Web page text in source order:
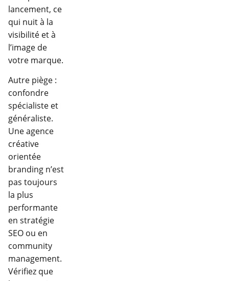
lancement, ce
qui nuit à la
visibilité et à
l’image de
votre marque.
Autre piège :
confondre
spécialiste et
généraliste.
Une agence
créative
orientée
branding n’est
pas toujours
la plus
performante
en stratégie
SEO ou en
community
management.
Vérifiez que